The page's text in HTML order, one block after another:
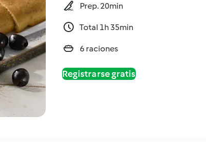
Prep. 20min
Total 1h 35min
6 raciones
Registrarse gratis